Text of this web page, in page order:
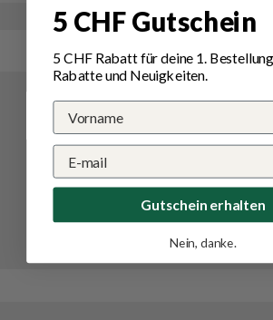
5 CHF Gutschein
5 CHF Rabatt für deine 1. Bestellung
Rabatte und Neuigkeiten.
Gutschein erhalten
Nein, danke.